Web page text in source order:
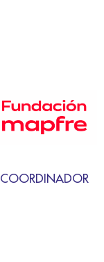
COORDINADOR